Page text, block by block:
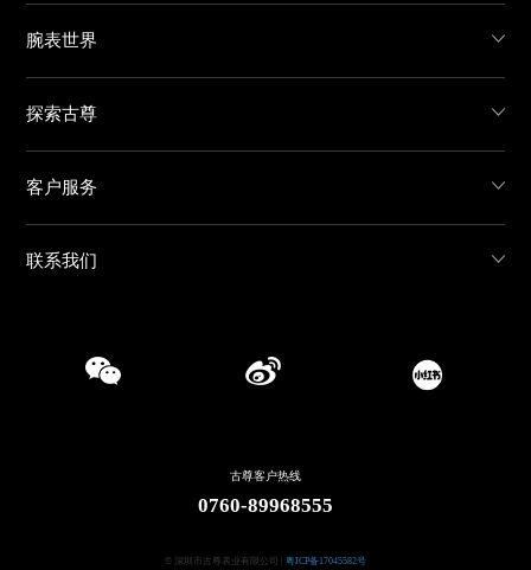
腕表世界
探索古尊
客户服务
联系我们
古尊客户热线
0760-89968555
© 深圳市古尊表业有限公司 | 粤ICP备17045582号